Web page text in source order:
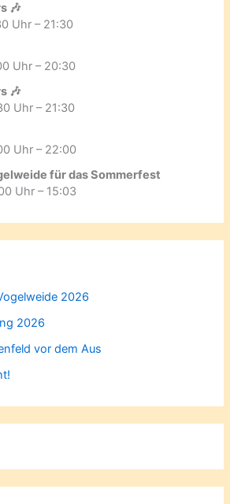
🎶
Uhr – 21:30
Uhr – 20:30
🎶
Uhr – 21:30
Uhr – 22:00
für das Sommerfest
Uhr – 15:03
2026
2026
vor dem Aus